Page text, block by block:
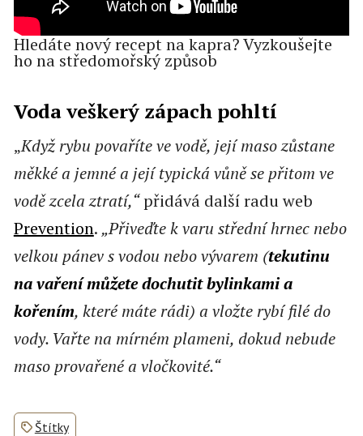
Hledáte nový recept na kapra? Vyzkoušejte
ho na středomořský způsob
Voda veškerý zápach pohltí
„Když rybu povaříte ve vodě, její maso zůstane
měkké a jemné a její typická vůně se přitom ve
vodě zcela ztratí,“přidává další radu web
Prevention. „Přiveďte k varu střední hrnec nebo
velkou pánev s vodou nebo vývarem (tekutinu
na vaření můžete dochutit bylinkami a
kořením, které máte rádi) a vložte rybí filé do
vody. Vařte na mírném plameni, dokud nebude
maso provařené a vločkovité.“
Štítky